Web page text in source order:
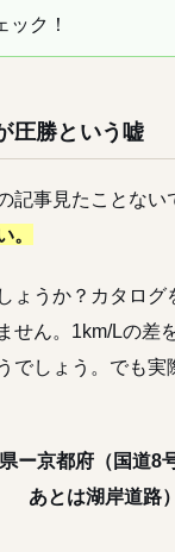
ック！
圧勝という嘘
記事見たことない
。
ょうか？カタログ
せん。1km/Lの差
でしょう。でも実
ー京都府（国道8
あとは湖岸道路）